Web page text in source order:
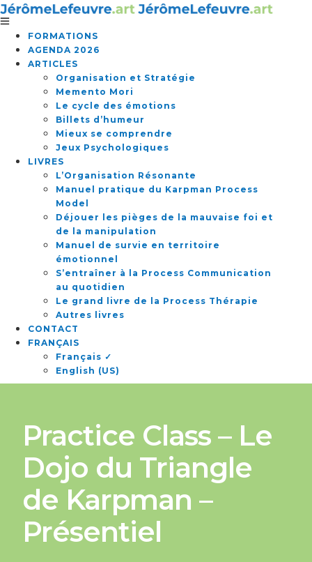
FORMATIONS
AGENDA 2026
ARTICLES
Organisation et Stratégie
Memento Mori
Le cycle des émotions
Billets d’humeur
Mieux se comprendre
Jeux Psychologiques
LIVRES
L’Organisation Résonante
Manuel pratique du Karpman Process
Model
Déjouer les pièges de la mauvaise foi et
de la manipulation
Manuel de survie en territoire
émotionnel
S’entraîner à la Process Communication
au quotidien
Le grand livre de la Process Thérapie
Autres livres
CONTACT
FRANÇAIS
Français ✓
English (US)
Practice Class – Le
Dojo du Triangle
de Karpman –
Présentiel